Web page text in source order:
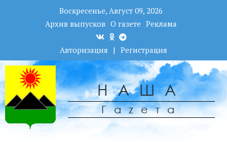
Воскресенье, Август 09, 2026
Архив выпусков О газете Реклама
Авторизация | Регистрация
НАША
Гаzета